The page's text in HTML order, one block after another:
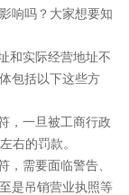
响吗？大家想要知
和实际经营地址不
包括以下这些方
，一旦被工商行政
右的罚款。
需要面临警告、
是吊销营业执照等